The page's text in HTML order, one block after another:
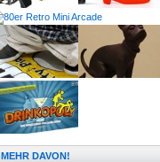
MEHR DAVON!